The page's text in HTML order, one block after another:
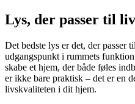
Lys, der passer til
Det bedste lys er det, der passer
udgangspunkt i rummets
skabe et hjem, der både føles
er ikke bare praktisk – det er en
livskvaliteten i dit hjem.